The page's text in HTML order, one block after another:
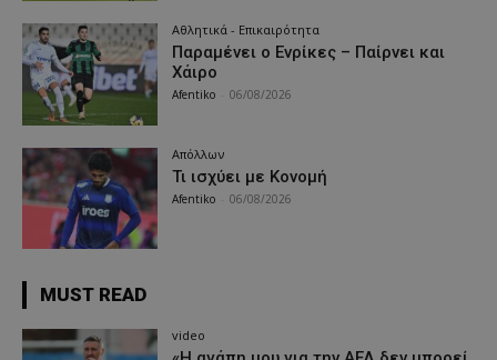
Αθλητικά - Επικαιρότητα
Παραμένει ο Ενρίκες – Παίρνει και
Χάιρο
Afentiko 06/08/2026
Απόλλων
Τι ισχύει με Κονομή
Afentiko 06/08/2026
MUST READ
video